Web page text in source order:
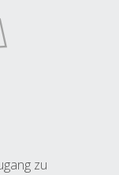
zu